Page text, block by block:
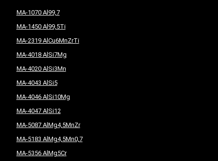
MA-1070 Al99,7
MA-1450 Al99,5Ti
MA-2319 AlCu6MnZrTi
MA-4018 AlSi7Mg
MA-4020 AlSi3Mn
MA-4043 AlSi5
MA-4046 AlSi10Mg
MA-4047 AlSi12
MA-5087 AlMg4,5MnZr
MA-5183 AlMg4,5Mn0,7
MA-5356 AlMg5Cr